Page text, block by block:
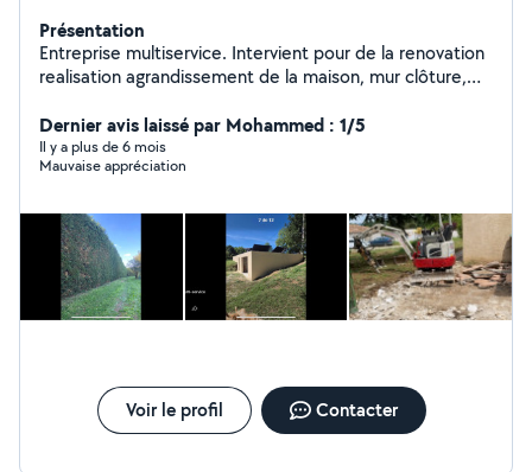
Présentation
Entreprise multiservice. Intervient pour de la renovation
realisation agrandissement de la maison, mur clôture,
carrelage,placo,enduit,abattage ellagage..
Dernier avis laissé par Mohammed : 1/5
Il y a plus de 6 mois
Mauvaise appréciation
Voir le profil Contacter